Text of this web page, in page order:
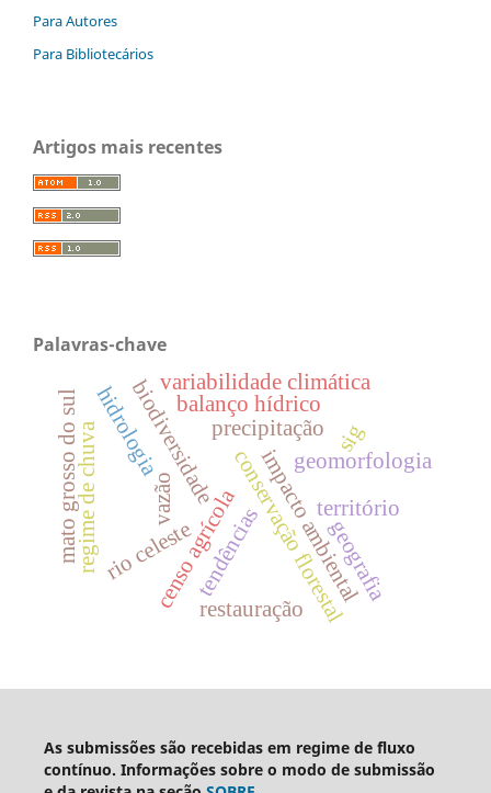
Para Autores
Para Bibliotecários
Artigos mais recentes
Palavras-chave
conservação florestal
impacto ambiental
censo agrícola
biodiversidade
rio celestetendências
precipitação
vazão
balanço hídrico
geomorfologia
hidrologia
regime de chuva
variabilidade climática
território
mato grosso do sul
restauração
geografia
sig
As submissões são recebidas em regime de fluxo
contínuo. Informações sobre o modo de submissão